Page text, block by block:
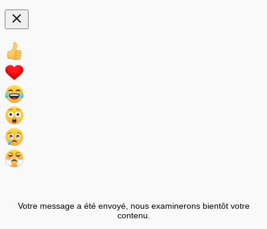
Votre message a été envoyé, nous examinerons bientôt votre
contenu.